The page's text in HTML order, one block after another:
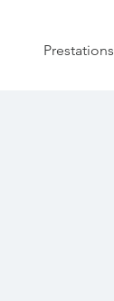
Prestations